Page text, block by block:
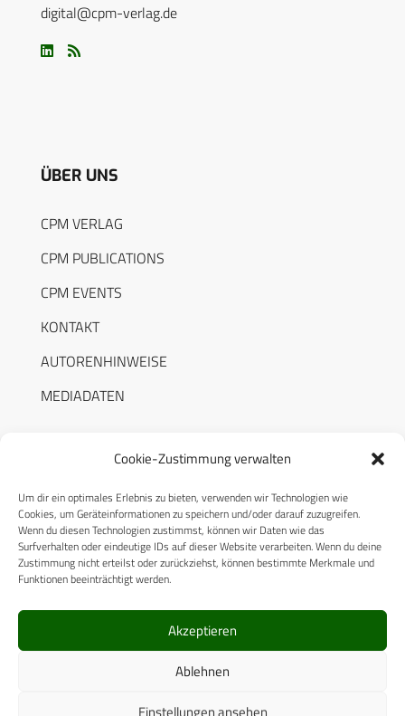
Cookie-Zustimmung verwalten
Um dir ein optimales Erlebnis zu bieten, verwenden wir Technologien wie
Cookies, um Geräteinformationen zu speichern und/oder darauf zuzugreifen.
Wenn du diesen Technologien zustimmst, können wir Daten wie das
Surfverhalten oder eindeutige IDs auf dieser Website verarbeiten. Wenn du deine
Zustimmung nicht erteilst oder zurückziehst, können bestimmte Merkmale und
Funktionen beeinträchtigt werden.
Akzeptieren
Ablehnen
Einstellungen ansehen
digital@cpm-verlag.de
ÜBER UNS
CPM VERLAG
CPM PUBLICATIONS
CPM EVENTS
KONTAKT
AUTORENHINWEISE
MEDIADATEN
RECHTLICHES
Datenschutzerklärung
Cookie-Richtlinie (EU)